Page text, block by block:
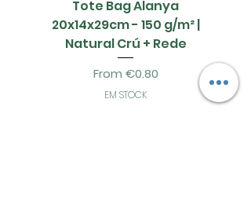
Tote Bag Alanya
20x14x29cm - 150 g/m² |
Natural Crú + Rede
From €0.80
Sale Price
EM STOCK